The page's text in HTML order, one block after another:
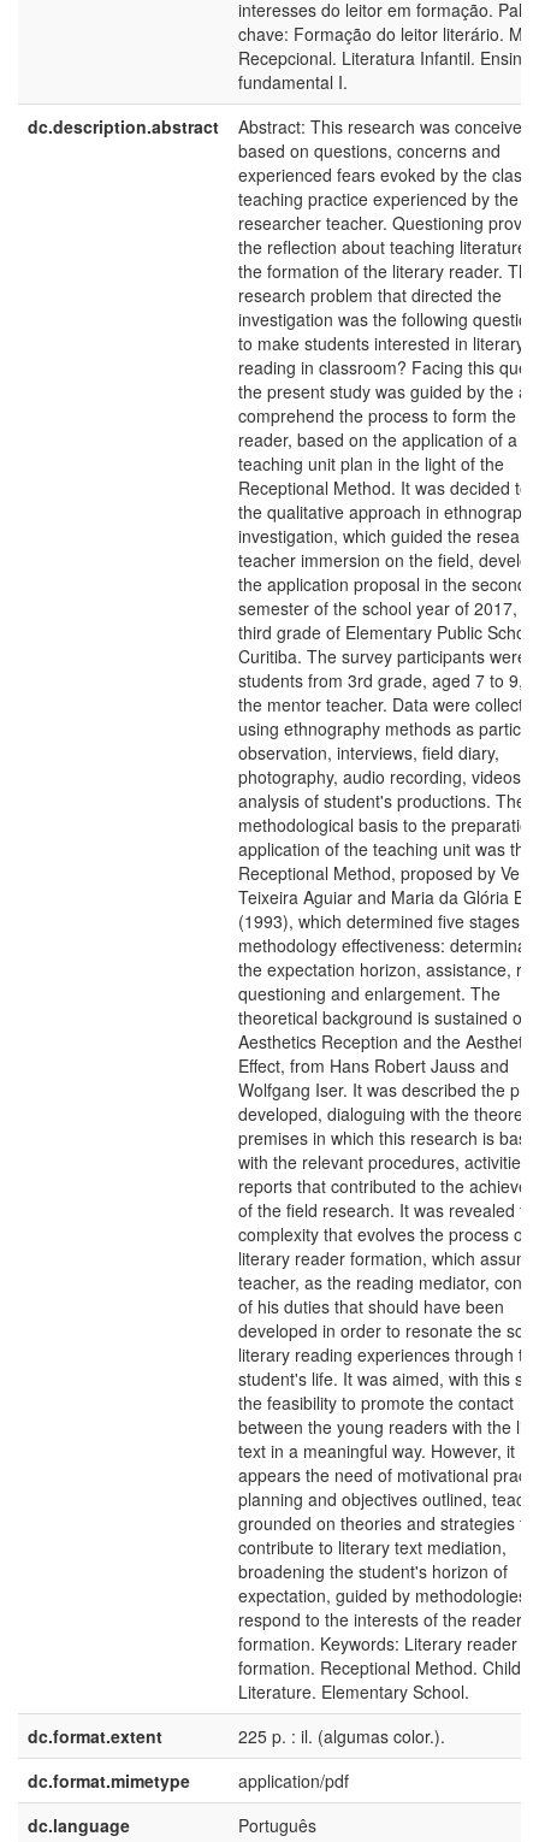
interesses do leitor em formação.
chave: Formação do leitor literário.
Recepcional. Literatura Infantil. Ensino
fundamental I.
dc.description.abstract
Abstract: This research was conceived
based on questions, concerns and
experienced fears evoked by the
teaching practice experienced by the
researcher teacher. Questioning
the reflection about teaching literature
the formation of the literary reader. The
research problem that directed the
investigation was the following
to make students interested in literary
reading in classroom? Facing this
the present study was guided by the
comprehend the process to form the
reader, based on the application of a
teaching unit plan in the light of the
Receptional Method. It was decided to
the qualitative approach in
investigation, which guided the
teacher immersion on the field,
the application proposal in the second
semester of the school year of 2017,
third grade of Elementary Public
Curitiba. The survey participants were
students from 3rd grade, aged 7 to 9,
the mentor teacher. Data were
using ethnography methods as
observation, interviews, field diary,
photography, audio recording, videos
analysis of student's productions. The
methodological basis to the
application of the teaching unit was the
Receptional Method, proposed by Vera
Teixeira Aguiar and Maria da Glória
(1993), which determined five stages to
methodology effectiveness:
the expectation horizon, assistance,
questioning and enlargement. The
theoretical background is sustained on
Aesthetics Reception and the
Effect, from Hans Robert Jauss and
Wolfgang Iser. It was described the
developed, dialoguing with the
premises in which this research is
with the relevant procedures, activities,
reports that contributed to the
of the field research. It was revealed
complexity that evolves the process of
literary reader formation, which
teacher, as the reading mediator,
of his duties that should have been
developed in order to resonate the
literary reading experiences through
student's life. It was aimed, with this
the feasibility to promote the contact
between the young readers with the
text in a meaningful way. However, it
appears the need of motivational
planning and objectives outlined,
grounded on theories and strategies
contribute to literary text mediation,
broadening the student's horizon of
expectation, guided by methodologies
respond to the interests of the reader in
formation. Keywords: Literary reader
formation. Receptional Method.
Literature. Elementary School.
dc.format.extent
225 p. : il. (algumas color.).
dc.format.mimetype
application/pdf
dc.language
Português